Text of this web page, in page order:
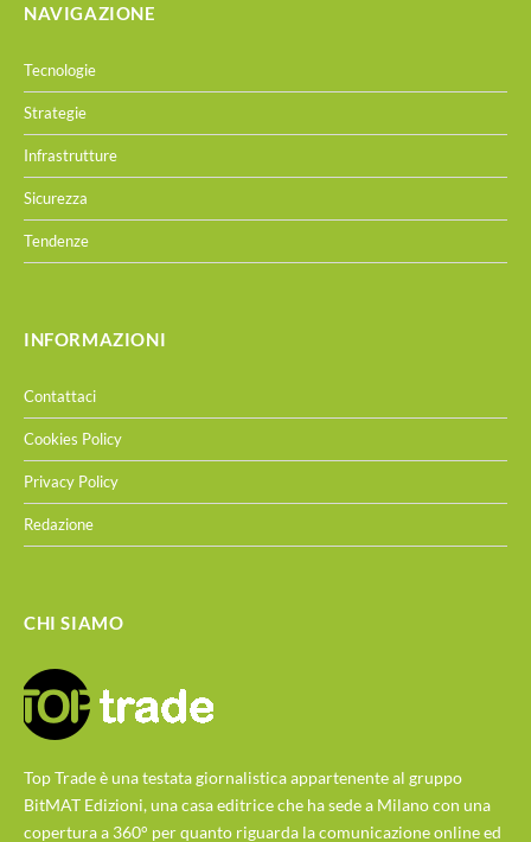
NAVIGAZIONE
Tecnologie
Strategie
Infrastrutture
Sicurezza
Tendenze
INFORMAZIONI
Contattaci
Cookies Policy
Privacy Policy
Redazione
CHI SIAMO
Top Trade è una testata giornalistica appartenente al gruppo
BitMAT Edizioni, una casa editrice che ha sede a Milano con una
copertura a 360° per quanto riguarda la comunicazione online ed